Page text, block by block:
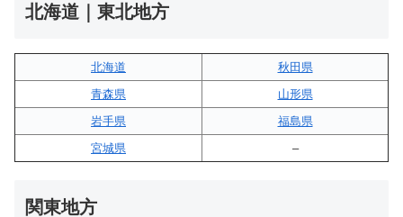
北海道｜東北地方
北海道
秋田県
青森県
山形県
岩手県
福島県
宮城県
–
関東地方